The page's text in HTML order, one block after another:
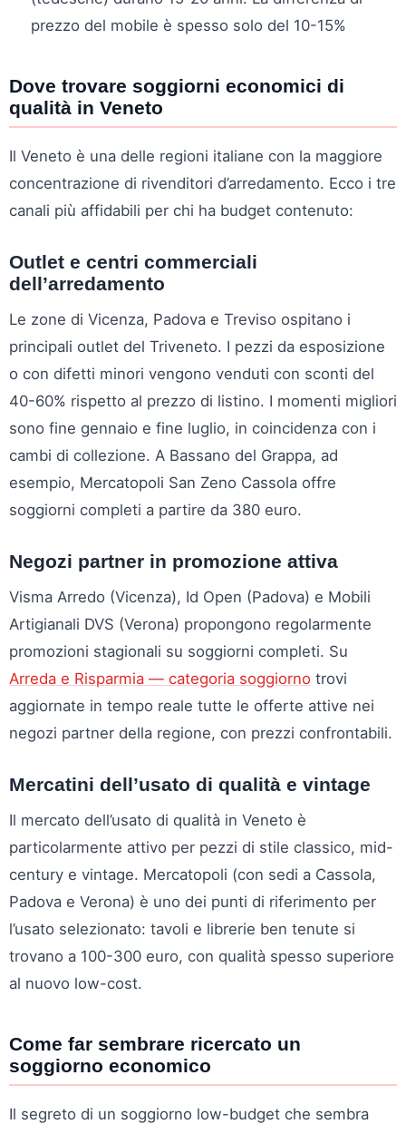
prezzo del mobile è spesso solo del 10-15%
Dove trovare soggiorni economici di
qualità in Veneto
Il Veneto è una delle regioni italiane con la maggiore
concentrazione di rivenditori d’arredamento. Ecco i tre
canali più affidabili per chi ha budget contenuto:
Outlet e centri commerciali
dell’arredamento
Le zone di Vicenza, Padova e Treviso ospitano i
principali outlet del Triveneto. I pezzi da esposizione
o con difetti minori vengono venduti con sconti del
40-60% rispetto al prezzo di listino. I momenti migliori
sono fine gennaio e fine luglio, in coincidenza con i
cambi di collezione. A Bassano del Grappa, ad
esempio, Mercatopoli San Zeno Cassola offre
soggiorni completi a partire da 380 euro.
Negozi partner in promozione attiva
Visma Arredo (Vicenza), Id Open (Padova) e Mobili
Artigianali DVS (Verona) propongono regolarmente
promozioni stagionali su soggiorni completi. Su
Arreda e Risparmia — categoria soggiorno trovi
aggiornate in tempo reale tutte le offerte attive nei
negozi partner della regione, con prezzi confrontabili.
Mercatini dell’usato di qualità e vintage
Il mercato dell’usato di qualità in Veneto è
particolarmente attivo per pezzi di stile classico, mid-
century e vintage. Mercatopoli (con sedi a Cassola,
Padova e Verona) è uno dei punti di riferimento per
l’usato selezionato: tavoli e librerie ben tenute si
trovano a 100-300 euro, con qualità spesso superiore
al nuovo low-cost.
Come far sembrare ricercato un
soggiorno economico
Il segreto di un soggiorno low-budget che sembra